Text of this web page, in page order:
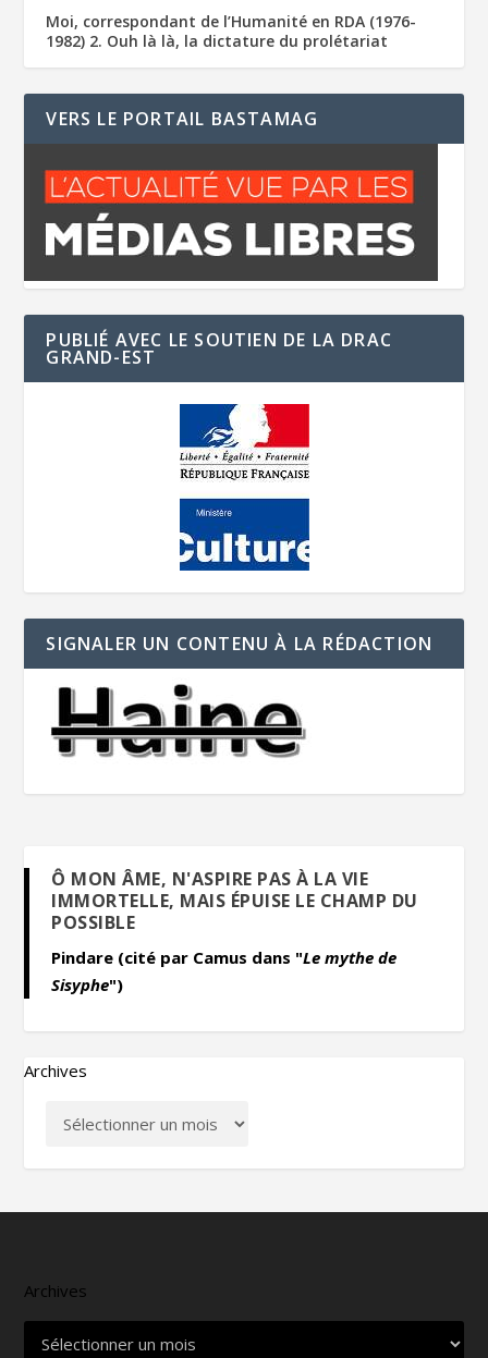
Moi, correspondant de l’Humanité en RDA (1976-
1982) 2. Ouh là là, la dictature du prolétariat
VERS LE PORTAIL BASTAMAG
PUBLIÉ AVEC LE SOUTIEN DE LA DRAC
GRAND-EST
SIGNALER UN CONTENU À LA RÉDACTION
Ô MON ÂME, N'ASPIRE PAS À LA VIE
IMMORTELLE, MAIS ÉPUISE LE CHAMP DU
POSSIBLE
Pindare (cité par Camus dans "Le mythe de
Sisyphe")
Archives
Archives